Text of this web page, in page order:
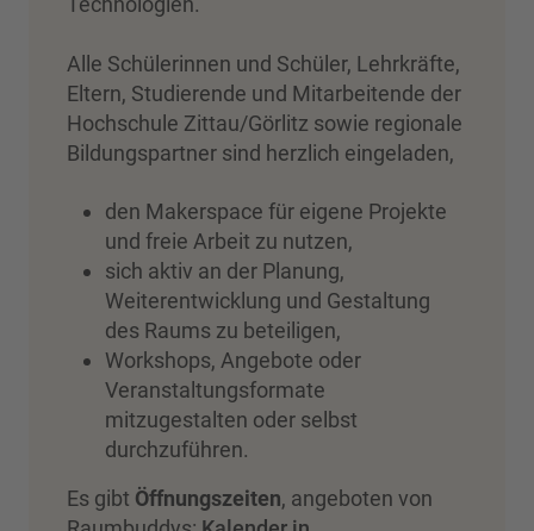
Alle Schülerinnen und Schüler, Lehrkräfte,
Eltern, Studierende und Mitarbeitende der
Hochschule Zittau/Görlitz sowie regionale
Bildungspartner sind herzlich eingeladen,
den Makerspace für eigene Projekte
und freie Arbeit zu nutzen,
sich aktiv an der Planung,
Weiterentwicklung und Gestaltung
des Raums zu beteiligen,
Workshops, Angebote oder
Veranstaltungsformate
mitzugestalten oder selbst
durchzuführen.
Es gibt Öffnungszeiten, angeboten von